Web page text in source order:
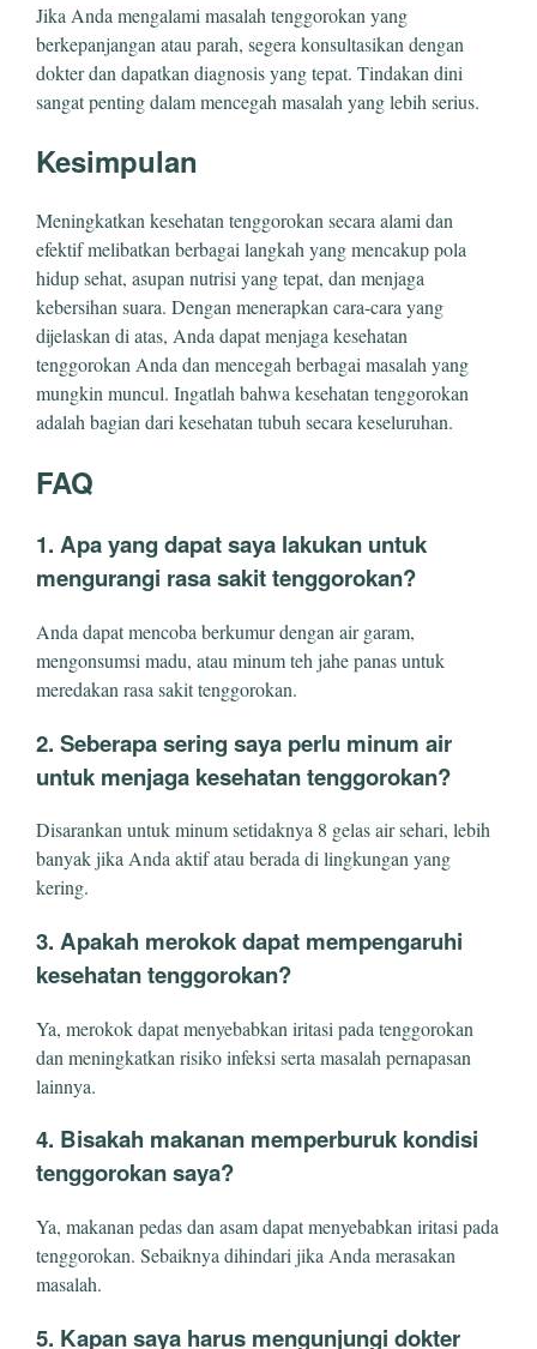
Jika Anda mengalami masalah tenggorokan yang
berkepanjangan atau parah, segera konsultasikan dengan
dokter dan dapatkan diagnosis yang tepat. Tindakan dini
sangat penting dalam mencegah masalah yang lebih serius.
Kesimpulan
Meningkatkan kesehatan tenggorokan secara alami dan
efektif melibatkan berbagai langkah yang mencakup pola
hidup sehat, asupan nutrisi yang tepat, dan menjaga
kebersihan suara. Dengan menerapkan cara-cara yang
dijelaskan di atas, Anda dapat menjaga kesehatan
tenggorokan Anda dan mencegah berbagai masalah yang
mungkin muncul. Ingatlah bahwa kesehatan tenggorokan
adalah bagian dari kesehatan tubuh secara keseluruhan.
FAQ
1. Apa yang dapat saya lakukan untuk
mengurangi rasa sakit tenggorokan?
Anda dapat mencoba berkumur dengan air garam,
mengonsumsi madu, atau minum teh jahe panas untuk
meredakan rasa sakit tenggorokan.
2. Seberapa sering saya perlu minum air
untuk menjaga kesehatan tenggorokan?
Disarankan untuk minum setidaknya 8 gelas air sehari, lebih
banyak jika Anda aktif atau berada di lingkungan yang
kering.
3. Apakah merokok dapat mempengaruhi
kesehatan tenggorokan?
Ya, merokok dapat menyebabkan iritasi pada tenggorokan
dan meningkatkan risiko infeksi serta masalah pernapasan
lainnya.
4. Bisakah makanan memperburuk kondisi
tenggorokan saya?
Ya, makanan pedas dan asam dapat menyebabkan iritasi pada
tenggorokan. Sebaiknya dihindari jika Anda merasakan
masalah.
5. Kapan saya harus mengunjungi dokter